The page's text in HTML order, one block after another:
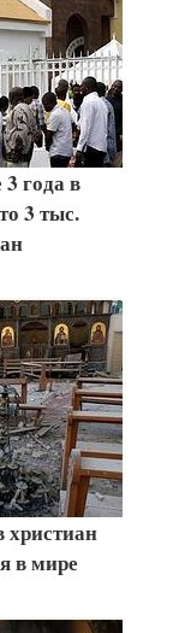
года в
3 тыс.
христиан
в мире